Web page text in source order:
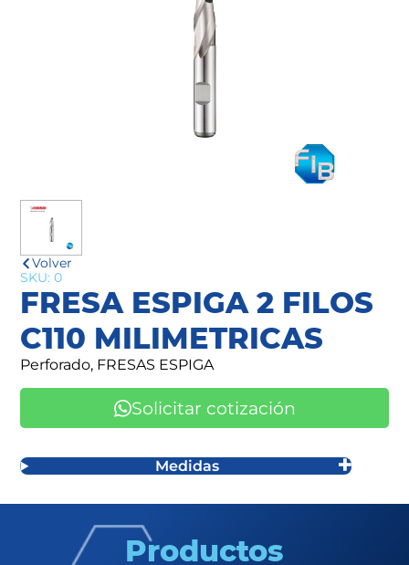
Volver
SKU: 0
FRESA ESPIGA 2 FILOS
C110 MILIMETRICAS
Perforado, FRESAS ESPIGA
Solicitar cotización
Medidas
Productos